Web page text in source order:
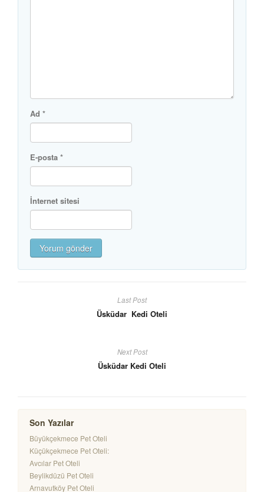
Ad *
E-posta *
İnternet sitesi
Last Post
Üsküdar Kedi Oteli
Next Post
Üsküdar Kedi Oteli
Son Yazılar
Büyükçekmece Pet Oteli
Küçükçekmece Pet Oteli:
Avcılar Pet Oteli
Beylikdüzü Pet Oteli
Arnavutköy Pet Oteli